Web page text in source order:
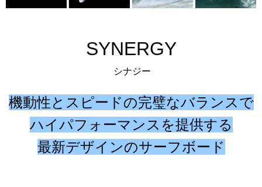
SYNERGY
シナジー
機動性とスピードの完璧なバランスで
ハイパフォーマンスを提供する
最新デザインのサーフボード